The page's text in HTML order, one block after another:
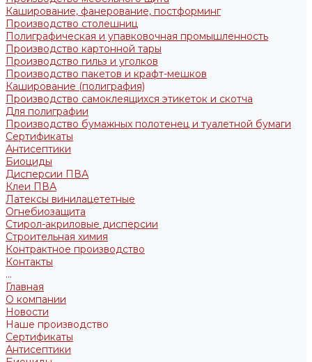
Каширование, фанерование, постформинг
Производство столешниц
Полиграфическая и упавковочная промышленность
Производство картонной тары
Производство гильз и уголков
Производство пакетов и крафт-мешков
Каширование (полиграфия)
Производство самоклеящихся этикеток и скотча
Для полиграфии
Производство бумажных полотенец и туалетной бумаги
Сертификаты
Антисептики
Биоциды
Дисперсии ПВА
Клеи ПВА
Латексы винилацететные
Огнебиозащита
Стирол-акриловые дисперсии
Строительная химия
Контрактное производство
Контакты
...
Главная
О компании
Новости
Наше производство
Сертификаты
Антисептики